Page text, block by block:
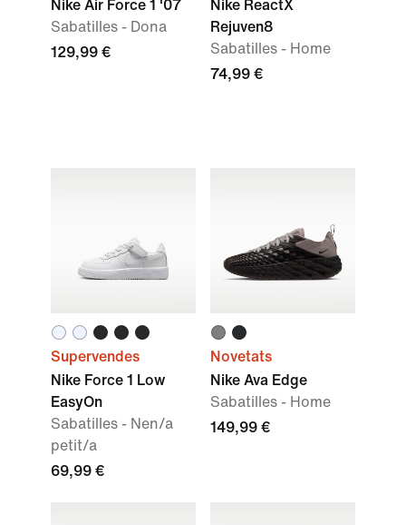
Nike Air Force 1 '07
Sabatilles - Dona
129,99 €
Nike ReactX
Rejuven8
Sabatilles - Home
74,99 €
Supervendes
Nike Force 1 Low
EasyOn
Sabatilles - Nen/a
petit/a
69,99 €
Novetats
Nike Ava Edge
Sabatilles - Home
149,99 €